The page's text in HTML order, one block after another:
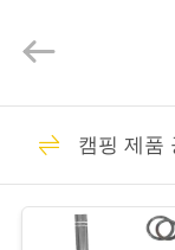
제
PRODUCTS
SUPPLIES
MANUFACTURING
Rights
Developed
포장
캠핑 제품